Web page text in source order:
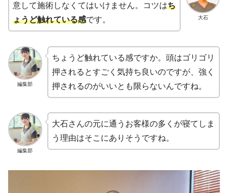
大石
意して施術しなくてはいけません。コツはち
ょうど触れている感です。
編集部
ちょうど触れている感ですか。頭はゴリゴリ
押されるとすごく気持ち良いのですが、強く
押されるのがいいとも限らないんですね。
編集部
大石さんの元に通うお客様の多くが寝てしま
う理由はそこにありそうですね。